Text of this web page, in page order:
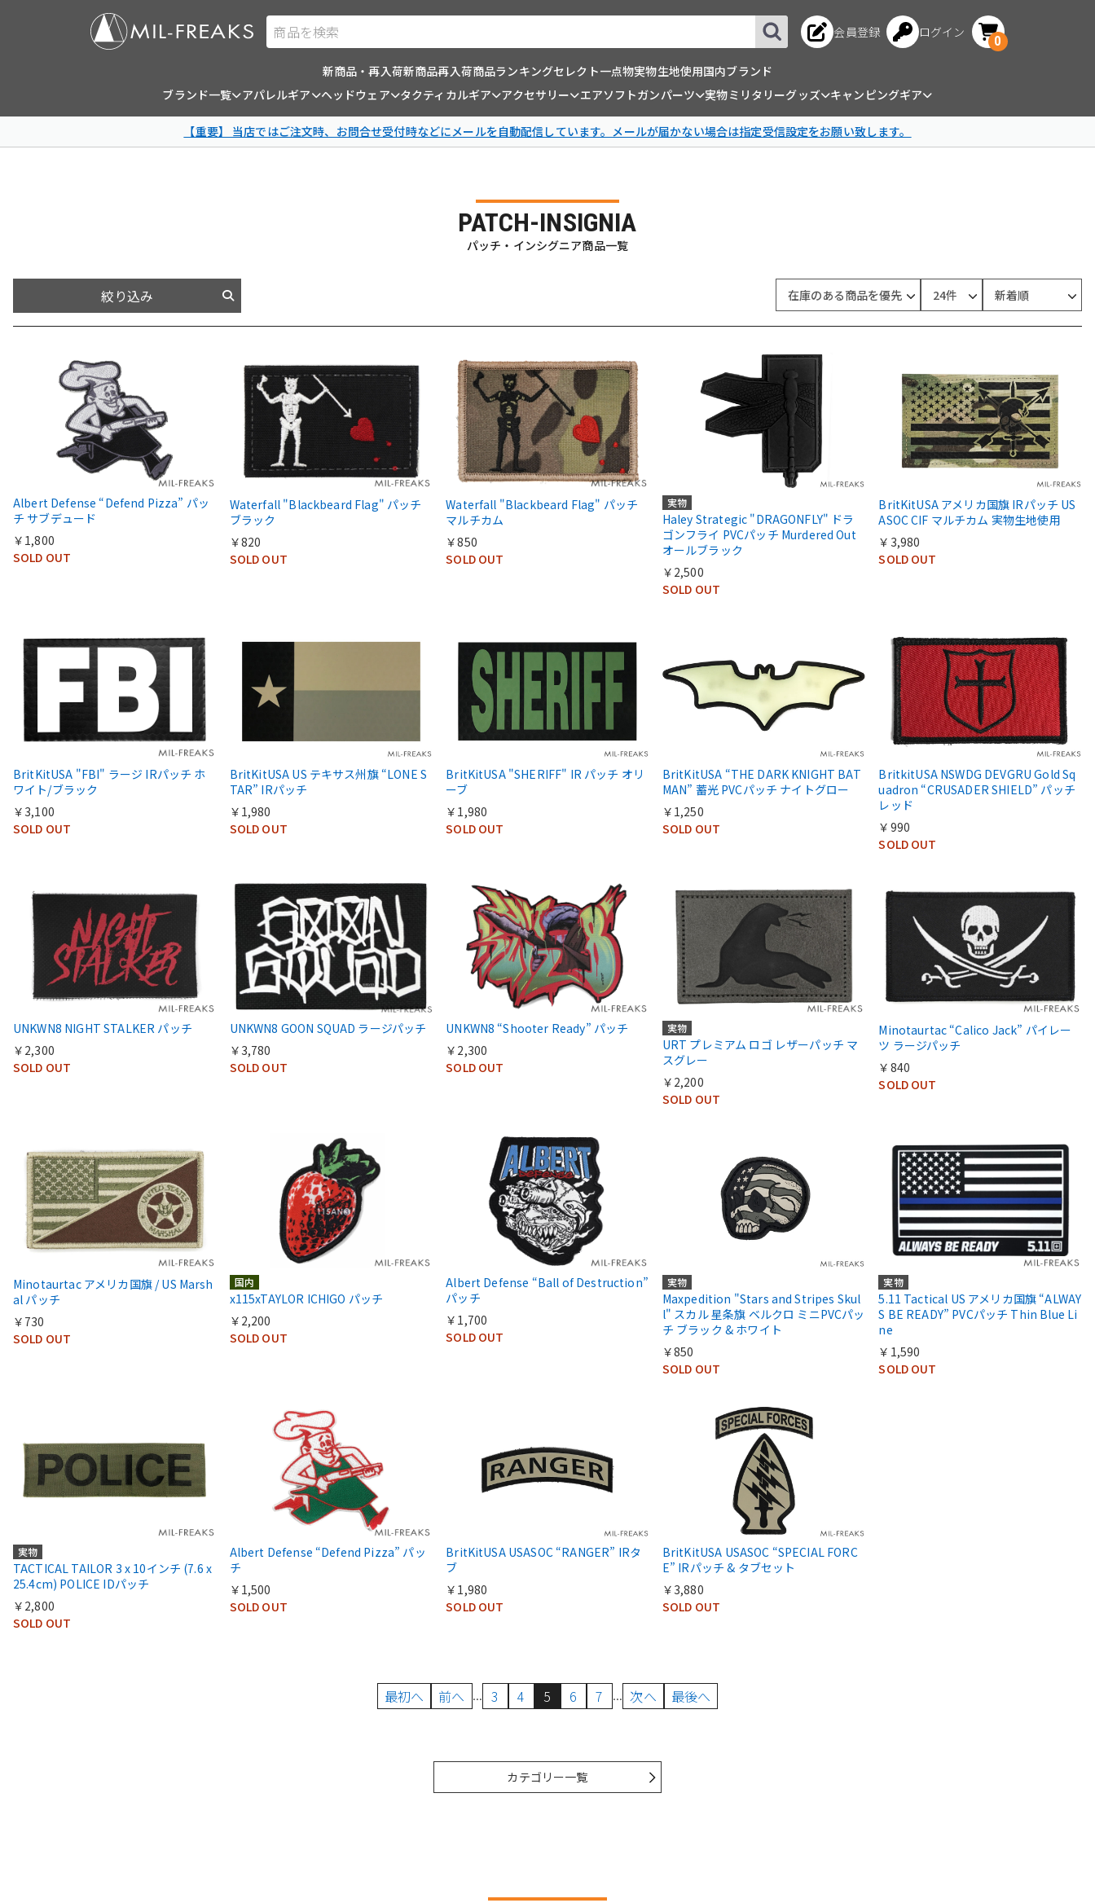
商品を検索 会員登録 ログイン
0
新商品・再入荷新商品再入荷商品ランキングセレクト一点物実物生地使用国内ブランド
ブランド一覧
アパレルギア ヘッドウェア タクティカルギア アクセサリー エアソフトガンパーツ 実物ミリタリーグッズ キャンピングギア
【重要】 当店ではご注文時、お問合せ受付時などにメールを自動配信しています。メールが届かない場合は指定受信設定をお願い致します。
PATCH-INSIGNIA
パッチ・インシグニア商品一覧
絞り込み
Albert Defense “Defend Pizza” パッ
チ サブデュード
￥1,800
SOLD OUT
Waterfall "Blackbeard Flag" パッチ
ブラック
￥820
SOLD OUT
Waterfall "Blackbeard Flag" パッチ
マルチカム
￥850
SOLD OUT
実物
Haley Strategic "DRAGONFLY" ドラ
ゴンフライ PVCパッチ Murdered Out
オールブラック
￥2,500
SOLD OUT
BritKitUSA アメリカ国旗 IRパッチ US
ASOC CIF マルチカム 実物生地使用
￥3,980
SOLD OUT
BritKitUSA "FBI" ラージ IRパッチ ホ
ワイト/ブラック
￥3,100
SOLD OUT
BritKitUSA US テキサス州旗 “LONE S
TAR” IRパッチ
￥1,980
SOLD OUT
BritKitUSA "SHERIFF" IR パッチ オリ
ーブ
￥1,980
SOLD OUT
BritKitUSA “THE DARK KNIGHT BAT
MAN” 蓄光 PVCパッチ ナイトグロー
￥1,250
SOLD OUT
BritkitUSA NSWDG DEVGRU Gold Sq
uadron “CRUSADER SHIELD” パッチ
レッド
￥990
SOLD OUT
UNKWN8 NIGHT STALKER パッチ
￥2,300
SOLD OUT
UNKWN8 GOON SQUAD ラージパッチ
￥3,780
SOLD OUT
UNKWN8 “Shooter Ready” パッチ
￥2,300
SOLD OUT
実物
URT プレミアム ロゴ レザーパッチ マ
スグレー
￥2,200
SOLD OUT
Minotaurtac “Calico Jack” パイレー
ツ ラージパッチ
￥840
SOLD OUT
Minotaurtac アメリカ国旗 / US Marsh
al パッチ
￥730
SOLD OUT
国内
x115xTAYLOR ICHIGO パッチ
￥2,200
SOLD OUT
Albert Defense “Ball of Destruction”
パッチ
￥1,700
SOLD OUT
実物
Maxpedition "Stars and Stripes Skul
l" スカル 星条旗 ベルクロ ミニPVCパッ
チ ブラック & ホワイト
￥850
SOLD OUT
実物
5.11 Tactical US アメリカ国旗 “ALWAY
S BE READY” PVCパッチ Thin Blue Li
ne
￥1,590
SOLD OUT
実物
TACTICAL TAILOR 3 x 10インチ (7.6 x
25.4cm) POLICE IDパッチ
￥2,800
SOLD OUT
Albert Defense “Defend Pizza” パッ
チ
￥1,500
SOLD OUT
BritKitUSA USASOC “RANGER” IRタ
ブ
￥1,980
SOLD OUT
BritKitUSA USASOC “SPECIAL FORC
E” IRパッチ & タブセット
￥3,880
SOLD OUT
最初へ 前へ ... 3 4 5 6 7 ... 次へ 最後へ
カテゴリー一覧